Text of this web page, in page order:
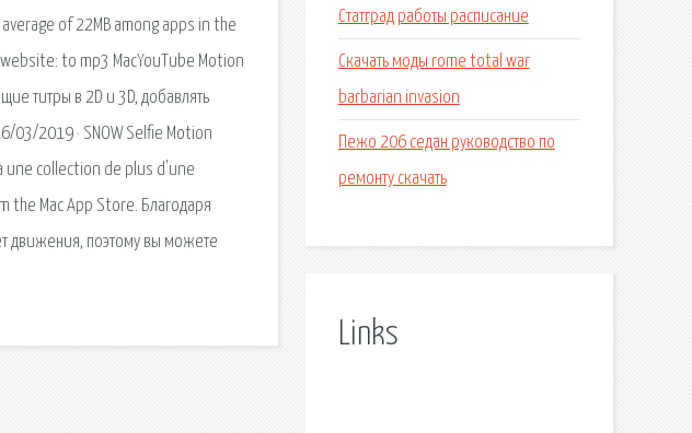
of 22MB among apps in the
to mp3 MacYouTube Motion
титры в 2D и 3D, добавлять
03/2019 · SNOW Selfie Motion
collection de plus d'une
the Mac App Store. Благодаря
движения, поэтому вы можете
Статград работы расписание
Скачать моды rome total war
barbarian invasion
Пежо 206 седан руководство по
ремонту скачать
Links